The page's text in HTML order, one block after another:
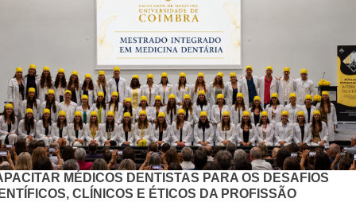
MÉDICOS DENTISTAS PARA OS DESAFIOS
CLÍNICOS E ÉTICOS DA PROFISSÃO